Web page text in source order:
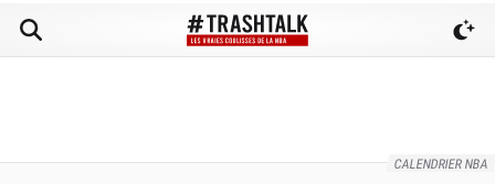
CALENDRIER NBA